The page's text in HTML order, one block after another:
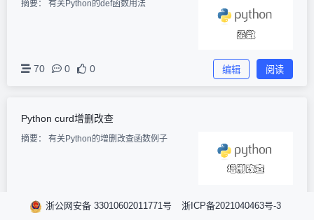
摘要： 有关Python的def函数用法
70 0 0 编辑 阅读
Python curd增删改查
摘要： 有关Python的增删改查函数例子
34 0 0 编辑 阅读
浙公网安备 33010602011771号 浙ICP备2021040463号-3